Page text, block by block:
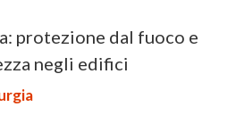
protezione dal fuoco e
negli edifici